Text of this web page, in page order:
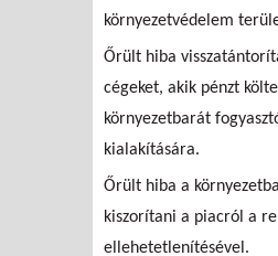
környezetvédelem
Őrült hiba
cégeket, akik pénzt
környezetbarát
kialakítására.
Őrült hiba a
kiszorítani a piacról a
ellehetetlenítésével.